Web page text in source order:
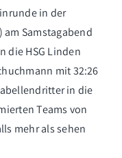
in der
Samstagabend
die HSG Linden
mit 32:26
in die
Teams von
mehr als sehen